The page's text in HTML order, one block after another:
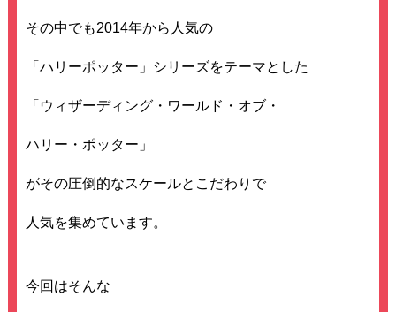
その中でも2014年から人気の
「ハリーポッター」シリーズをテーマとした
「ウィザーディング・ワールド・オブ・
ハリー・ポッター」
がその圧倒的なスケールとこだわりで
人気を集めています。
今回はそんな